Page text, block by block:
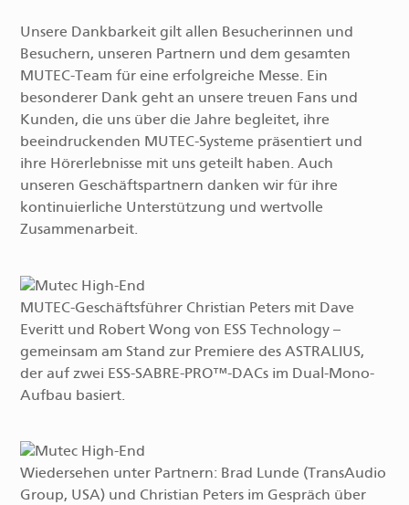
Unsere Dankbarkeit gilt allen Besucherinnen und
Besuchern, unseren Partnern und dem gesamten
MUTEC-Team für eine erfolgreiche Messe. Ein
besonderer Dank geht an unsere treuen Fans und
Kunden, die uns über die Jahre begleitet, ihre
beeindruckenden MUTEC-Systeme präsentiert und
ihre Hörerlebnisse mit uns geteilt haben. Auch
unseren Geschäftspartnern danken wir für ihre
kontinuierliche Unterstützung und wertvolle
Zusammenarbeit.
MUTEC-Geschäftsführer Christian Peters mit Dave
Everitt und Robert Wong von ESS Technology –
gemeinsam am Stand zur Premiere des ASTRALIUS,
der auf zwei ESS-SABRE-PRO™-DACs im Dual-Mono-
Aufbau basiert.
Wiedersehen unter Partnern: Brad Lunde (TransAudio
Group, USA) und Christian Peters im Gespräch über